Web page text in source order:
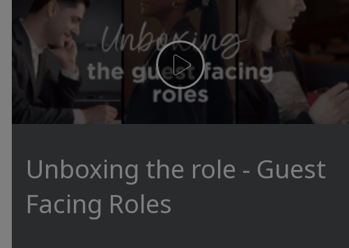
Unboxing the role - Guest
Facing Roles